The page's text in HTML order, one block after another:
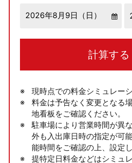
計算する
現時点での料金シミュレー
料金は予告なく変更となる
地看板をご確認ください。
駐車場により営業時間が異
外も入出庫日時の指定が可
能時間をご確認の上、設定
提特定日料金などはシミュ